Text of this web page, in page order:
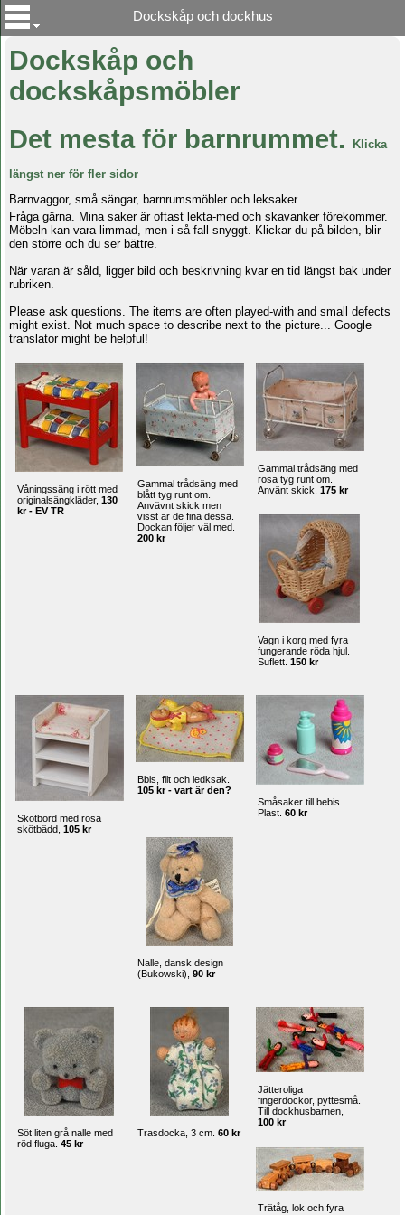
Dockskåp och dockhus
Dockskåp och
dockskåpsmöbler
Det mesta för barnrummet. Klicka
längst ner för fler sidor
Barnvaggor, små sängar, barnrumsmöbler och leksaker.
Fråga gärna. Mina saker är oftast lekta-med och skavanker förekommer.
Möbeln kan vara limmad, men i så fall snyggt. Klickar du på bilden, blir
den större och du ser bättre.
När varan är såld, ligger bild och beskrivning kvar en tid längst bak under
rubriken.
Please ask questions. The items are often played-with and small defects
might exist. Not much space to describe next to the picture... Google
translator might be helpful!
Våningssäng i rött med
originalsängkläder, 130
kr - EV TR
Gammal trådsäng med
blått tyg runt om.
Anvävnt skick men
visst är de fina dessa.
Dockan följer väl med.
200 kr
Gammal trådsäng med
rosa tyg runt om.
Använt skick. 175 kr
Vagn i korg med fyra
fungerande röda hjul.
Suflett. 150 kr
Skötbord med rosa
skötbädd, 105 kr
Bbis, filt och ledksak.
105 kr - vart är den?
Småsaker till bebis.
Plast. 60 kr
Nalle, dansk design
(Bukowski), 90 kr
Söt liten grå nalle med
röd fluga. 45 kr
Trasdocka, 3 cm. 60 kr
Jätteroliga
fingerdockor, pyttesmå.
Till dockhusbarnen,
100 kr
Trätåg, lok och fyra